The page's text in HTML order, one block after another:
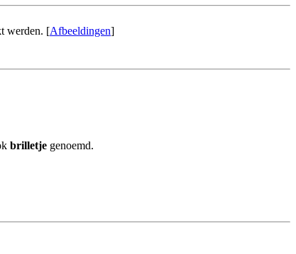
werden. [Afbeeldingen]
brilletje genoemd.